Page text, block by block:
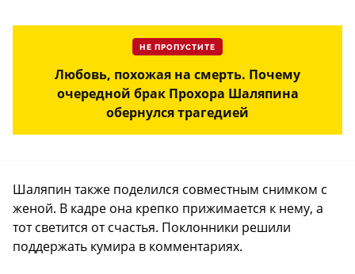
НЕ ПРОПУСТИТЕ
Любовь, похожая на смерть. Почему
очередной брак Прохора Шаляпина
обернулся трагедией
Шаляпин также поделился совместным снимком с
женой. В кадре она крепко прижимается к нему, а
тот светится от счастья. Поклонники решили
поддержать кумира в комментариях.